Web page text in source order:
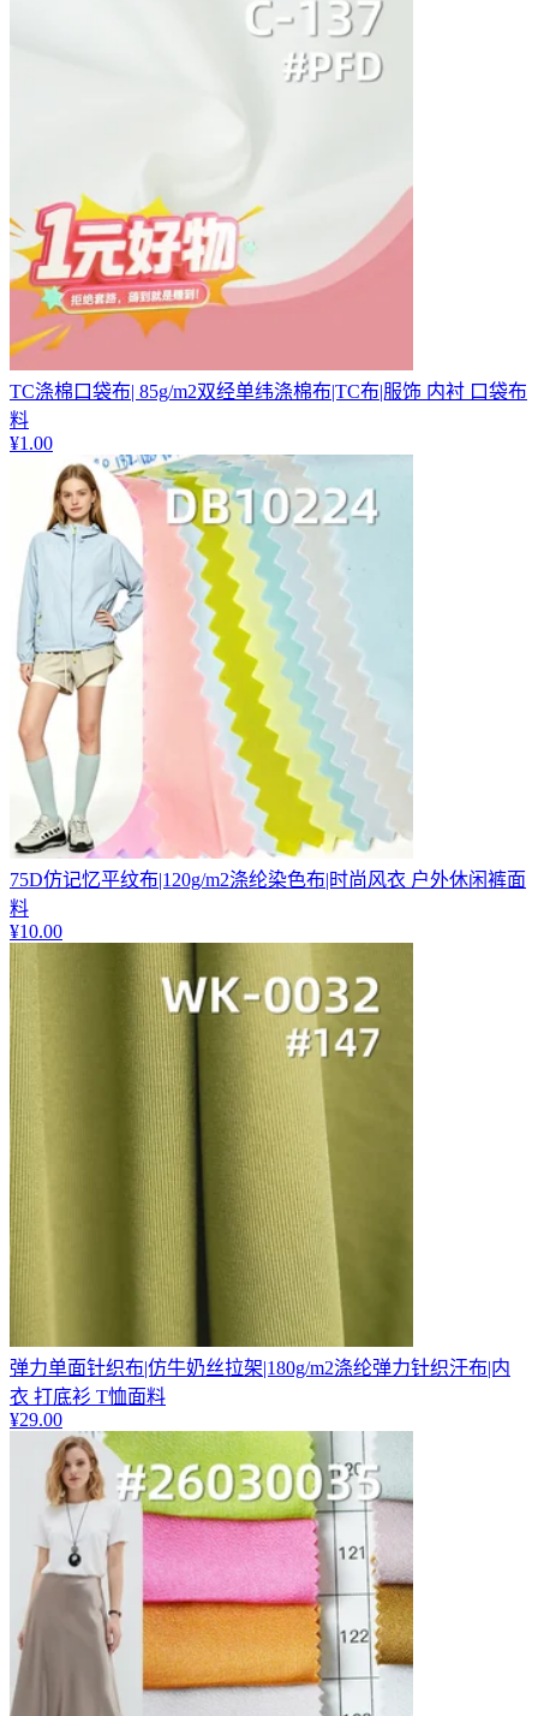
TC涤棉口袋布| 85g/m2双经单纬涤棉布|TC布|服饰 内衬 口袋布
料
¥1.00
75D仿记忆平纹布|120g/m2涤纶染色布|时尚风衣 户外休闲裤面
料
¥10.00
弹力单面针织布|仿牛奶丝拉架|180g/m2涤纶弹力针织汗布|内
衣 打底衫 T恤面料
¥29.00